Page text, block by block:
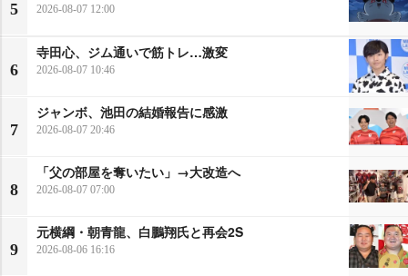
5 2026-08-07 12:00
6
寺田心、ジム通いで筋トレ…激変
2026-08-07 10:46
7
ジャンボ、池田の結婚報告に感激
2026-08-07 20:46
8
「父の部屋を奪いたい」→大改造へ
2026-08-07 07:00
9
元横綱・朝青龍、白鵬翔氏と再会2S
2026-08-06 16:16